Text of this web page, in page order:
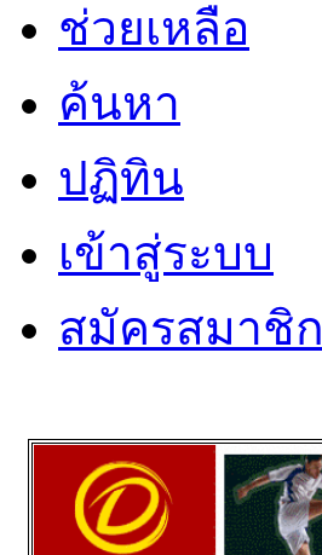
ช่วยเหลือ
ค้นหา
ปฏิทิน
เข้าสู่ระบบ
สมัครสมาชิก